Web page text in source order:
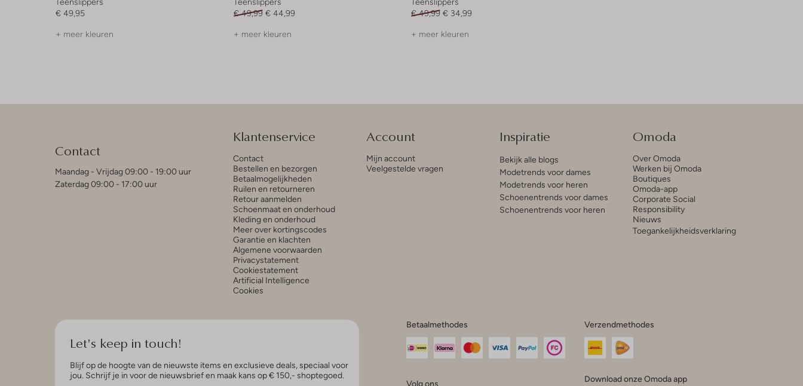
€ 49,95
+ meer kleuren
€ 49,99 € 44,99
+ meer kleuren
€ 49,99 € 34,99
+ meer kleuren
Contact
Maandag - Vrijdag 09:00 - 19:00 uur
Zaterdag 09:00 - 17:00 uur
Klantenservice
Contact
Bestellen en bezorgen
Betaalmogelijkheden
Ruilen en retourneren
Retour aanmelden
Schoenmaat en onderhoud
Kleding en onderhoud
Meer over kortingscodes
Garantie en klachten
Algemene voorwaarden
Privacystatement
Cookiestatement
Artificial Intelligence
Cookies
Account
Mijn account
Veelgestelde vragen
Inspiratie
Bekijk alle blogs
Modetrends voor dames
Modetrends voor heren
Schoenentrends voor dames
Schoenentrends voor heren
Omoda
Over Omoda
Werken bij Omoda
Boutiques
Omoda-app
Corporate Social
Responsibility
Nieuws
Toegankelijkheidsverklaring
Let's keep in touch!
Blijf op de hoogte van de nieuwste items en exclusieve deals, speciaal voor
jou. Schrijf je in voor de nieuwsbrief en maak kans op € 150,- shoptegoed.
Betaalmethodes
Volg ons
Verzendmethodes
Download onze Omoda app